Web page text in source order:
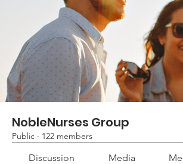
NobleNurses Group
Public · 122 members
Discussion Media